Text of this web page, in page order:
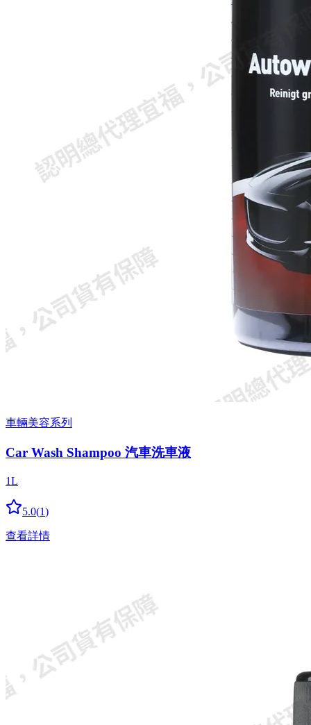
車輛美容系列
Car Wash Shampoo 汽車洗車液
1L
5.0(1)
查看詳情